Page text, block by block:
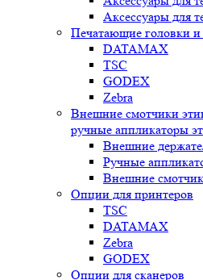
Аксессуары для
Печатающие головки и
DATAMAX
TSC
GODEX
Zebra
Внешние смотчики
ручные аппликаторы
Внешние
Ручные
Внешние
Опции для принтеров
TSC
DATAMAX
Zebra
GODEX
Опции для сканеров